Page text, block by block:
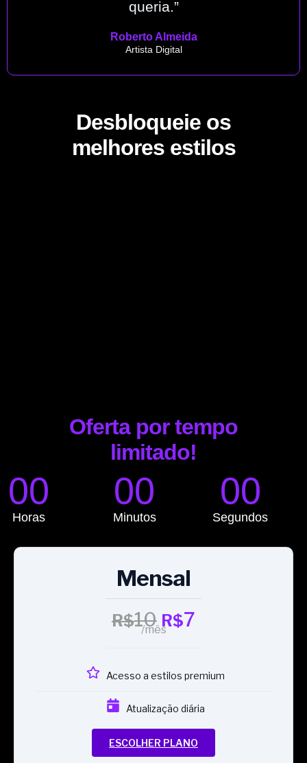
queria.”
Roberto Almeida
Artista Digital
Desbloqueie os
melhores estilos
Oferta por tempo
limitado!
00
Horas
00
Minutos
00
Segundos
Mensal
R$10 R$7
/mês
Acesso a estilos premium
Atualização diária
ESCOLHER PLANO